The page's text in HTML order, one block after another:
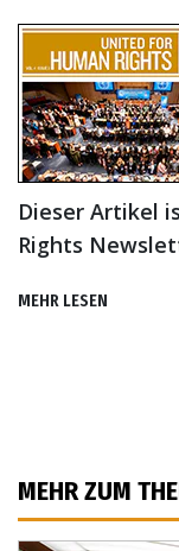
Dieser Artikel
Rights
MEHR LESEN
MEHR ZUM